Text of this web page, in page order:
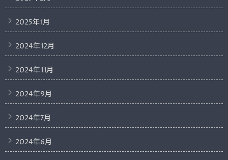
2025年1月
2024年12月
2024年11月
2024年9月
2024年7月
2024年6月